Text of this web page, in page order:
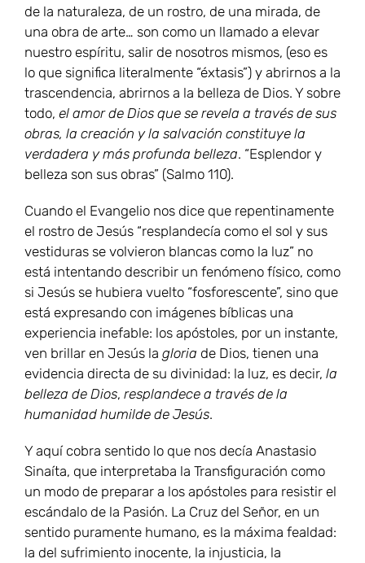
de la naturaleza, de un rostro, de una mirada, de
una obra de arte… son como un llamado a elevar
nuestro espíritu, salir de nosotros mismos, (eso es
lo que significa literalmente “éxtasis”) y abrirnos a la
trascendencia, abrirnos a la belleza de Dios. Y sobre
todo, el amor de Dios que se revela a través de sus
obras, la creación y la salvación constituye la
verdadera y más profunda belleza. “Esplendor y
belleza son sus obras” (Salmo 110).
Cuando el Evangelio nos dice que repentinamente
el rostro de Jesús “resplandecía como el sol y sus
vestiduras se volvieron blancas como la luz” no
está intentando describir un fenómeno físico, como
si Jesús se hubiera vuelto “fosforescente”, sino que
está expresando con imágenes bíblicas una
experiencia inefable: los apóstoles, por un instante,
ven brillar en Jesús la gloria de Dios, tienen una
evidencia directa de su divinidad: la luz, es decir, la
belleza de Dios, resplandece a través de la
humanidad humilde de Jesús.
Y aquí cobra sentido lo que nos decía Anastasio
Sinaíta, que interpretaba la Transfiguración como
un modo de preparar a los apóstoles para resistir el
escándalo de la Pasión. La Cruz del Señor, en un
sentido puramente humano, es la máxima fealdad:
la del sufrimiento inocente, la injusticia, la